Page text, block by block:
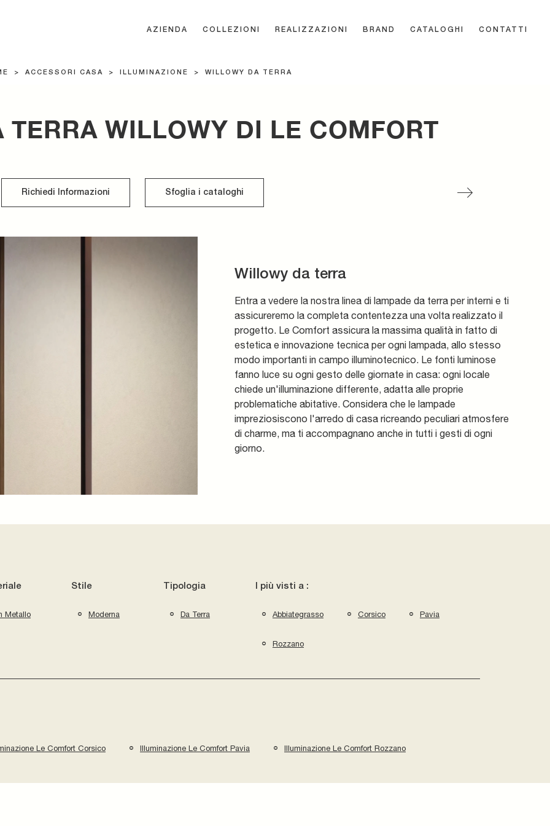
AZIENDA COLLEZIONI REALIZZAZIONI BRAND CATALOGHI CONTATTI
> ACCESSORI CASA > ILLUMINAZIONE > WILLOWY DA TERRA
TERRA WILLOWY DI LE COMFORT
Richiedi Informazioni Sfoglia i cataloghi
Willowy da terra
Entra a vedere la nostra linea di lampade da terra per interni e ti
assicureremo la completa contentezza una volta realizzato il
progetto. Le Comfort assicura la massima qualità in fatto di
estetica e innovazione tecnica per ogni lampada, allo stesso
modo importanti in campo illuminotecnico. Le fonti luminose
fanno luce su ogni gesto delle giornate in casa: ogni locale
chiede un'illuminazione differente, adatta alle proprie
problematiche abitative. Considera che le lampade
impreziosiscono l'arredo di casa ricreando peculiari atmosfere
di charme, ma ti accompagnano anche in tutti i gesti di ogni
giorno.
Metallo
Stile
Moderna
Tipologia
Da Terra
I più visti a :
Abbiategrasso Corsico Pavia
Rozzano
Le Comfort Corsico Illuminazione Le Comfort Pavia Illuminazione Le Comfort Rozzano